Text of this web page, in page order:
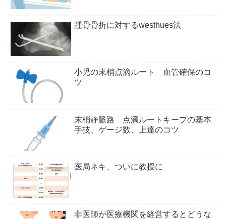
踵骨骨折に対するwesthues法
小児の末梢点滴ルート 血管確保のコ
ツ
末梢静脈路 点滴ルートキープの基本
手技、ゲージ数、上達のコツ
医局ネキ、ついに教授に
非医師が医療機関を経営するとどうな